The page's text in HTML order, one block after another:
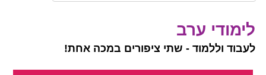
לימודי ערב
לעבוד וללמוד - שתי ציפורים במכה אחת!